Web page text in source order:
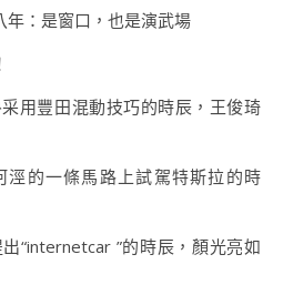
年：是窗口，也是演武場
用豐田混動技巧的時辰，王俊琦
涇的一條馬路上試駕特斯拉的時
“internetcar ”的時辰，顏光亮如